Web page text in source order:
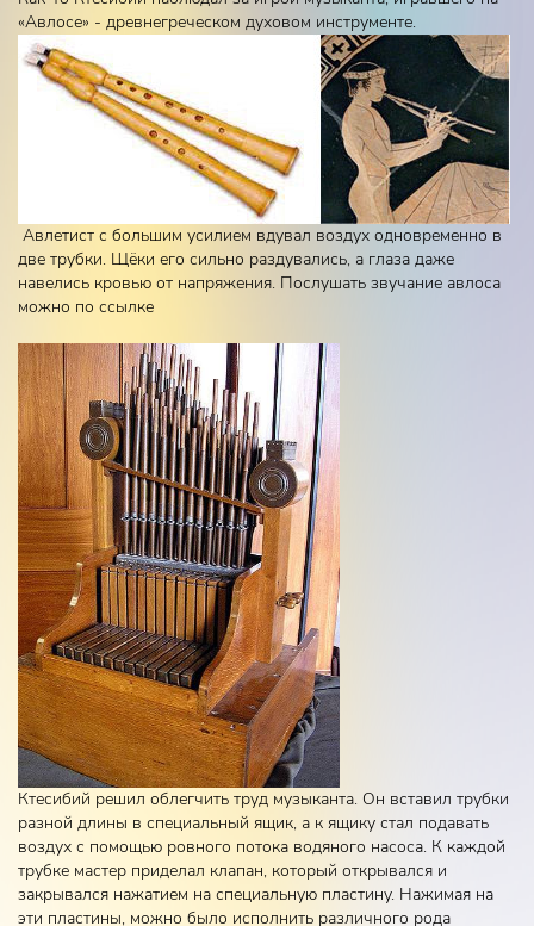
«Авлосе» - древнегреческом духовом инструменте.
Авлетист с большим усилием вдувал воздух одновременно в
две трубки. Щёки его сильно раздувались, а глаза даже
навелись кровью от напряжения. Послушать звучание авлоса
можно по ссылке
Ктесибий решил облегчить труд музыканта. Он вставил трубки
разной длины в специальный ящик, а к ящику стал подавать
воздух с помощью ровного потока водяного насоса. К каждой
трубке мастер приделал клапан, который открывался и
закрывался нажатием на специальную пластину. Нажимая на
эти пластины, можно было исполнить различного рода